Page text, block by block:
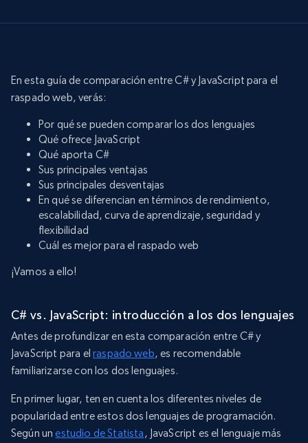
En esta guía de comparación entre C# y JavaScript para el
raspado web, verás:
Por qué se pueden comparar los dos lenguajes
Qué ofrece JavaScript
Qué aporta C#
Sus principales ventajas
Sus principales desventajas
En qué se diferencian en términos de rendimiento,
escalabilidad, curva de aprendizaje, seguridad y
flexibilidad
Cuál es mejor para el raspado web
¡Vamos a ello!
C# vs. JavaScript: introducción a los dos lenguajes
Antes de profundizar en esta comparación entre C# y
JavaScript para elraspado web, es recomendable
familiarizarse con los dos lenguajes.
En primer lugar, ten en cuenta los diferentes niveles de
popularidad entre estos dos lenguajes de programación.
Según unestudio de Statista, JavaScript es el lenguaje más